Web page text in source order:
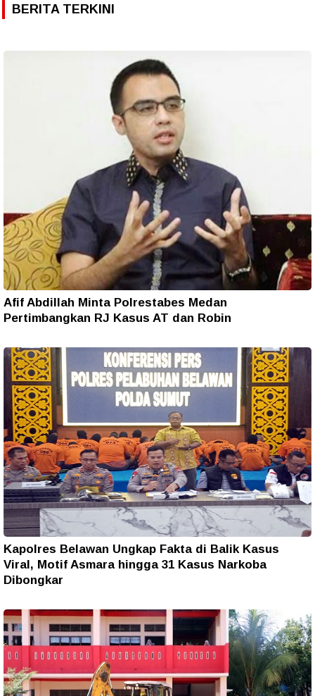
BERITA TERKINI
Afif Abdillah Minta Polrestabes Medan
Pertimbangkan RJ Kasus AT dan Robin
Kapolres Belawan Ungkap Fakta di Balik Kasus
Viral, Motif Asmara hingga 31 Kasus Narkoba
Dibongkar